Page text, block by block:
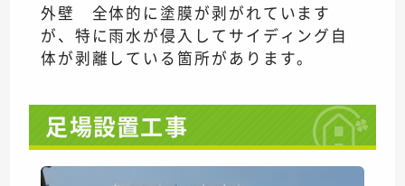
外壁 全体的に塗膜が剥がれています
が、特に雨水が侵入してサイディング自
体が剥離している箇所があります。
足場設置工事